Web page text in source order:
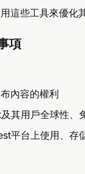
這些工具來優化
項
內容的權利
其用戶全球性、
平台上使用、存